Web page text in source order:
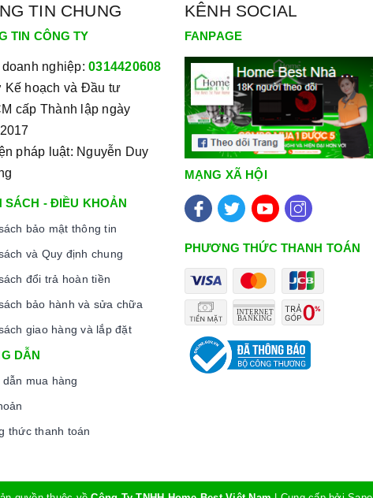
nghịch ngợm bấm lung tung làm thay đổi chương trình nấu
canh thời gian, an toàn trong quá trình nấu mà món ăn
và thành phần dinh dưỡng trong thức ăn.
chỉnh vòng nhiệt phù hợp với kích thước dụng cụ nấu,
nhấn nút chức năng này và để bếp tự điều chỉnh công suất
người dùng không chạm tay vào vùng nóng, giảm thiểu khả
TIN CHUNG
TIN CÔNG TY
doanh nghiệp: 0314420608
Kế hoạch và Đầu tư
cấp Thành lập ngày
pháp luật: Nguyễn Duy
SÁCH - ĐIỀU KHOẢN
bảo mật thông tin
và Quy định chung
đổi trả hoàn tiền
bảo hành và sửa chữa
giao hàng và lắp đặt
DẪN
mua hàng
thức thanh toán
KÊNH SOCIAL
FANPAGE
MẠNG XÃ HỘI
PHƯƠNG THỨC THANH TOÁN